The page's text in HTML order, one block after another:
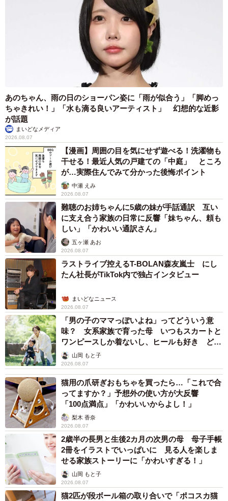
あのちゃん、雨の日のショーパン姿に「雨が似合う」「脚めっ
ちゃきれい！」「水も滴る良いアーティスト」 幻想的な近影
が話題
まいどなメディア
2026.08.07
【漫画】周囲の目を気にせず遊べる！洗濯物も
干せる！最近人気の戸建ての「中庭」 ところ
が…実際住んでみて分かった後悔ポイント
中瀬 えみ
2026.08.07
難聴のお姉ちゃんに5歳の妹が手話通訳 互い
に支え合う家族の日常に反響「妹ちゃん、頼も
しい」「かわいい通訳さん」
五ヶ瀬 あお
2026.08.07
ラストライブ控えるT-BOLAN森友嵐士 にし
たん社長がTikTok内で独占インタビュー
まいどなニュース
2026.08.07
「男の子のママっぽいよね」ってどういう意
味？ 女系家族で育った母 いつもスカートと
ワンピースしか着ないし、ヒールも好き どの
へんが…
山岡 もと子
2026.08.07
猫用の爪研ぎおもちゃを買ったら…「これで合
ってますか？」予想外の使い方が大反響
「100点満点」「かわいいからよし！」
梨木 香奈
2026.08.07
2歳半の長男と生後2カ月の次男の母 母子手帳
2冊をイラストでいっぱいに 見る人を楽しま
せる家族ストーリーに「かわいすぎる！」
山岡 もと子
2026.08.07
猫2匹が段ボール箱の取り合いで「ポコスカ猫